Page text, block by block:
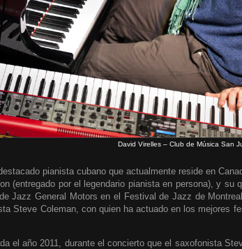
David Virelles – Club de Música San
pianista cubano que actualmente reside en
(entregado por el legendario pianista en persona), y su
Jazz General Motors en el Festival de Jazz de
Steve Coleman, con quien ha actuado en los mejores
el año 2011, durante el concierto que el saxofonista